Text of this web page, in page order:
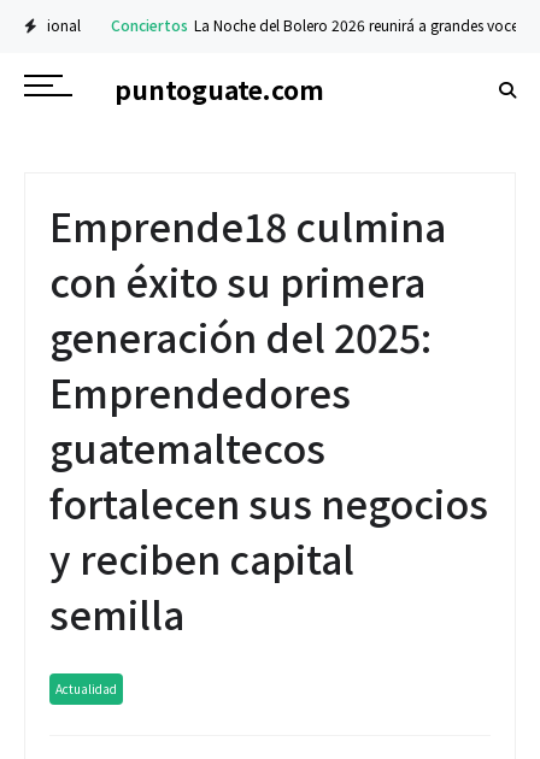
Conciertos La Noche del Bolero 2026 reunirá a grandes voces de
puntoguate.com
Emprende18 culmina
con éxito su primera
generación del 2025:
Emprendedores
guatemaltecos
fortalecen sus negocios
y reciben capital
semilla
Actualidad